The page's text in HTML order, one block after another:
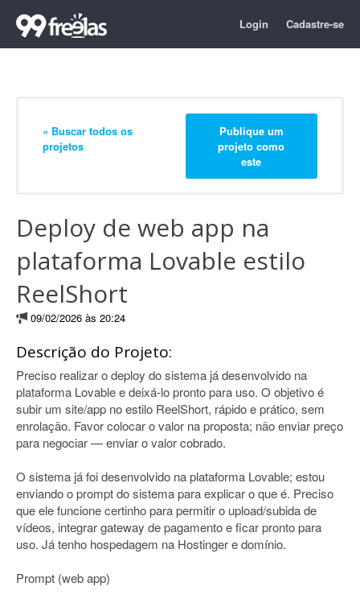
Login Cadastre-se
« Buscar todos os
projetos
Publique um
projeto como
este
Deploy de web app na
plataforma Lovable estilo
ReelShort
09/02/2026 às 20:24
Descrição do Projeto:
Preciso realizar o deploy do sistema já desenvolvido na
plataforma Lovable e deixá-lo pronto para uso. O objetivo é
subir um site/app no estilo ReelShort, rápido e prático, sem
enrolação. Favor colocar o valor na proposta; não enviar preço
para negociar — enviar o valor cobrado.
O sistema já foi desenvolvido na plataforma Lovable; estou
enviando o prompt do sistema para explicar o que é. Preciso
que ele funcione certinho para permitir o upload/subida de
vídeos, integrar gateway de pagamento e ficar pronto para
uso. Já tenho hospedagem na Hostinger e domínio.
Prompt (web app)